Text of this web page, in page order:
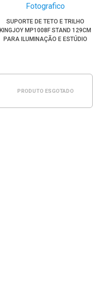
SUPORTE DE TETO E TRILHO
KINGJOY MP1008F STAND 129CM
PARA ILUMINAÇÃO E ESTÚDIO
PRODUTO ESGOTADO